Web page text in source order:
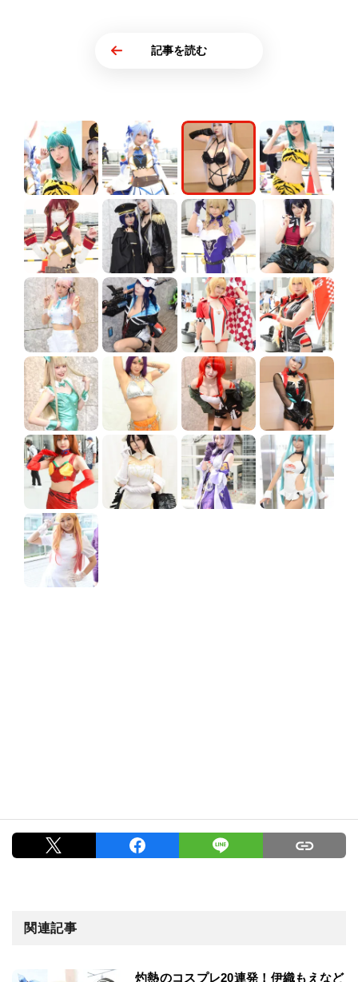
記事を読む
関連記事
灼熱のコスプレ20連発！伊織もえなど